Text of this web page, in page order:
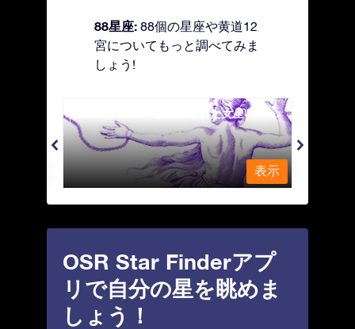
88星座: 88個の星座や黄道12
宮についてもっと調べてみま
しょう!
Andromeda - 鎖で縛られた女座
表示
OSR Star Finderアプ
リで自分の星を眺めま
しょう！